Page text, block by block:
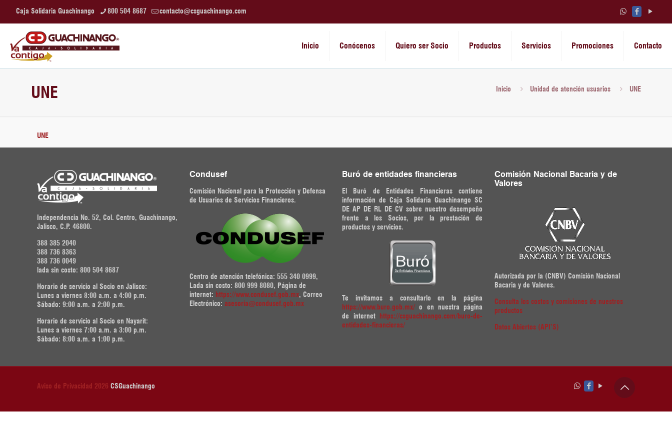
Caja Solidaria Guachinango 800 504 8687 contacto@csguachinango.com
Inicio Conócenos Quiero ser Socio Productos Servicios Promociones Contacto
UNE Inicio Unidad de atención usuarios UNE
UNE
Independencia No. 52, Col. Centro, Guachinango,
Jalisco, C.P. 46800.
388 385 2040
388 736 8363
388 736 0049
lada sin costo: 800 504 8687
Horario de servicio al Socio en Jalisco:
Lunes a viernes 8:00 a.m. a 4:00 p.m.
Sábado: 9:00 a.m. a 2:00 p.m.
Horario de servicio al Socio en Nayarit:
Lunes a viernes 7:00 a.m. a 3:00 p.m.
Sábado: 8:00 a.m. a 1:00 p.m.
Condusef
Comisión Nacional para la Protección y Defensa
de Usuarios de Servicios Financieros.
Centro de atención telefónica: 555 340 0999,
Lada sin costo: 800 999 8080, Página de
internet: https://www.condusef.gob.mx, Correo
Electrónico: asesoria@condusef.gob.mx
Buró de entidades financieras
El Buró de Entidades Financieras contiene
información de Caja Solidaria Guachinango SC
DE AP DE RL DE CV sobre nuestro desempeño
frente a los Socios, por la prestación de
productos y servicios.
Te invitamos a consultarlo en la página
https://www.buro.gob.mx/o en nuestra página
de internet
https://csguachinango.com/buro-de-
entidades-financieras/
Comisión Nacional Bacaria y de
Valores
Autorizada por la (CNBV) Comisión Nacional
Bacaria y de Valores.
Consulta los costos y comisiones de nuestros
productos
Datos Abiertos (API’S)
Aviso de Privacidad 2026 CSGuachinango